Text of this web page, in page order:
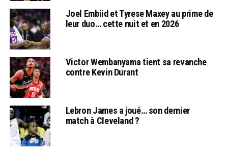
Joel Embiid et Tyrese Maxey au prime de
leur duo… cette nuit et en 2026
Victor Wembanyama tient sa revanche
contre Kevin Durant
Lebron James a joué… son dernier
match à Cleveland ?